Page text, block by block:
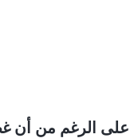
على الرغم من أن